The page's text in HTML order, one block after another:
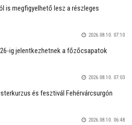
is megfigyelhető lesz a részleges
2026.08.10. 07:10
ig jelentkezhetnek a főzőcsapatok
2026.08.10. 07:03
és fesztivál Fehérvárcsurgón
2026.08.10. 06:48